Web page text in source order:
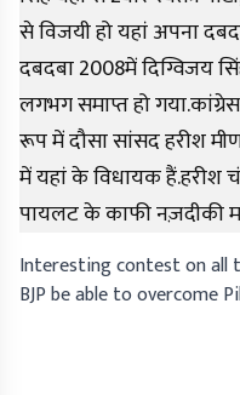
से विजयी हो यहां अपना
दबदबा 2008में दिग्विजय
लगभग समाप्त हो
रूप में दौसा सांसद हरीश
में यहां के विधायक हैं.हरीश
पायलट के काफी नज़दीकी
Interesting contest on all
BJP be able to overcome